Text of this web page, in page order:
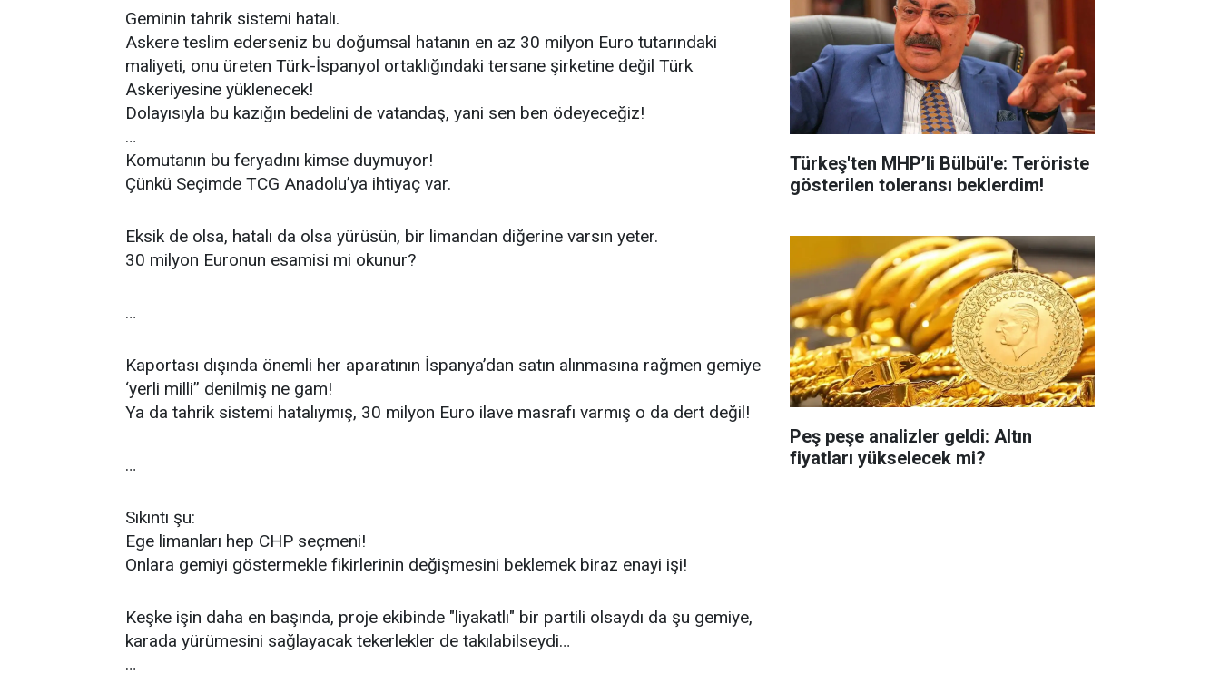
Geminin tahrik sistemi hatalı.
Askere teslim ederseniz bu doğumsal hatanın en az 30 milyon Euro tutarındaki
maliyeti, onu üreten Türk-İspanyol ortaklığındaki tersane şirketine değil Türk
Askeriyesine yüklenecek!
Dolayısıyla bu kazığın bedelini de vatandaş, yani sen ben ödeyeceğiz!
…
Komutanın bu feryadını kimse duymuyor!
Çünkü Seçimde TCG Anadolu’ya ihtiyaç var.
Eksik de olsa, hatalı da olsa yürüsün, bir limandan diğerine varsın yeter.
30 milyon Euronun esamisi mi okunur?
…
Kaportası dışında önemli her aparatının İspanya’dan satın alınmasına rağmen gemiye
‘yerli milli” denilmiş ne gam!
Ya da tahrik sistemi hatalıymış, 30 milyon Euro ilave masrafı varmış o da dert değil!
…
Sıkıntı şu:
Ege limanları hep CHP seçmeni!
Onlara gemiyi göstermekle fikirlerinin değişmesini beklemek biraz enayi işi!
Keşke işin daha en başında, proje ekibinde "liyakatlı" bir partili olsaydı da şu gemiye,
karada yürümesini sağlayacak tekerlekler de takılabilseydi…
…
Türkeş'ten MHP’li Bülbül'e: Teröriste
gösterilen toleransı beklerdim!
Peş peşe analizler geldi: Altın
fiyatları yükselecek mi?